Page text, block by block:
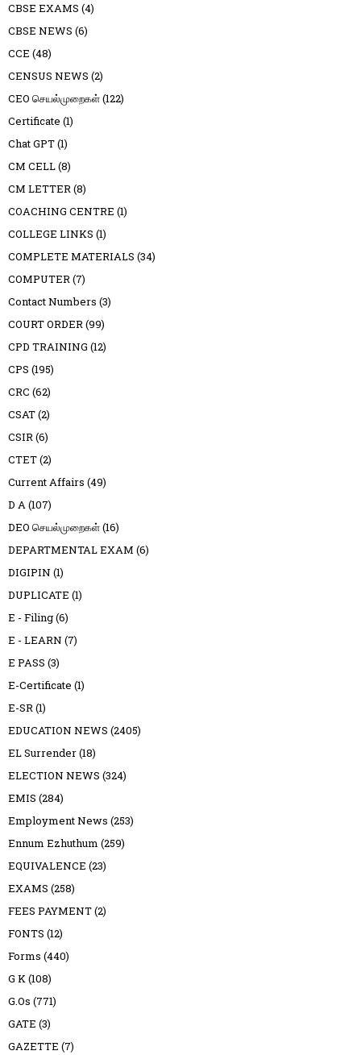
CBSE EXAMS (4)
CBSE NEWS (6)
CCE (48)
CENSUS NEWS (2)
CEO செயல்முறைகள்(122)
Certificate (1)
Chat GPT(1)
CM CELL(8)
CM LETTER(8)
COACHING CENTRE (1)
COLLEGE LINKS (1)
COMPLETE MATERIALS (34)
COMPUTER(7)
Contact Numbers (3)
COURT ORDER(99)
CPD TRAINING (12)
CPS (195)
CRC (62)
CSAT(2)
CSIR(6)
CTET(2)
Current Affairs (49)
D A(107)
DEO செயல்முறைகள்(16)
DEPARTMENTAL EXAM (6)
DIGIPIN (1)
DUPLICATE (1)
E - Filing(6)
E - LEARN (7)
E PASS (3)
E-Certificate (1)
E-SR(1)
EDUCATION NEWS (2405)
EL Surrender(18)
ELECTION NEWS (324)
EMIS (284)
Employment News (253)
Ennum Ezhuthum (259)
EQUIVALENCE (23)
EXAMS (258)
FEES PAYMENT(2)
FONTS (12)
Forms (440)
G K(108)
G.Os (771)
GATE (3)
GAZETTE (7)